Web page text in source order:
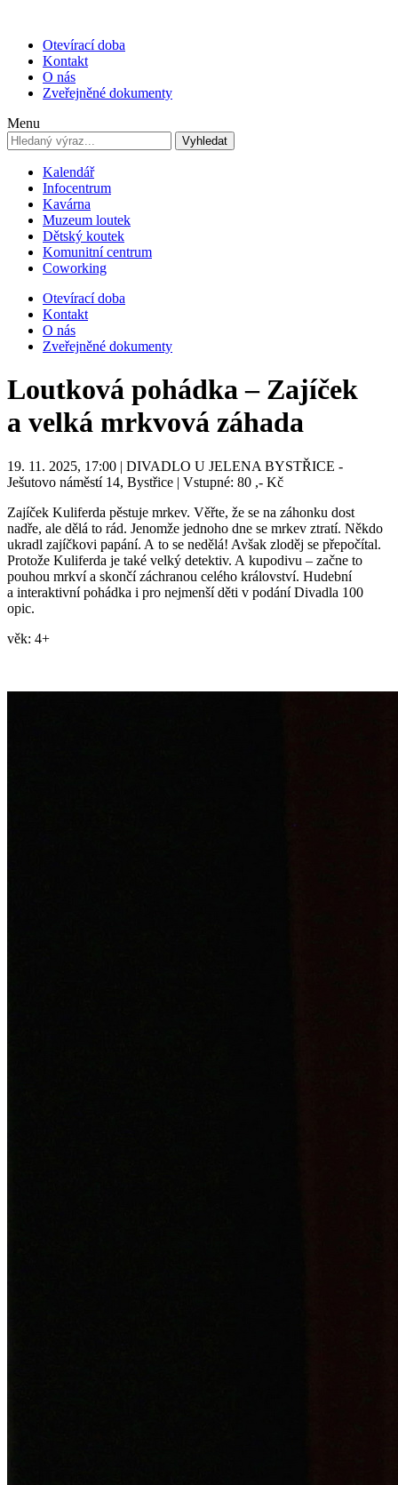
Otevírací doba
Kontakt
O nás
Zveřejněné dokumenty
Menu
Vyhledat
Kalendář
Infocentrum
Kavárna
Muzeum loutek
Dětský koutek
Komunitní centrum
Coworking
Otevírací doba
Kontakt
O nás
Zveřejněné dokumenty
Loutková pohádka – Zajíček
a velká mrkvová záhada
19. 11. 2025, 17:00 | DIVADLO U JELENA BYSTŘICE -
Ješutovo náměstí 14, Bystřice | Vstupné: 80 ,- Kč
Zajíček Kuliferda pěstuje mrkev. Věřte, že se na záhonku dost
nadře, ale dělá to rád. Jenomže jednoho dne se mrkev ztratí. Někdo
ukradl zajíčkovi papání. A to se nedělá! Avšak zloděj se přepočítal.
Protože Kuliferda je také velký detektiv. A kupodivu – začne to
pouhou mrkví a skončí záchranou celého království. Hudební
a interaktivní pohádka i pro nejmenší děti v podání Divadla 100
opic.
věk: 4+